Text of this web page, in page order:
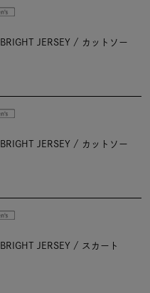
JERSEY / カットソー
JERSEY / カットソー
JERSEY / スカート